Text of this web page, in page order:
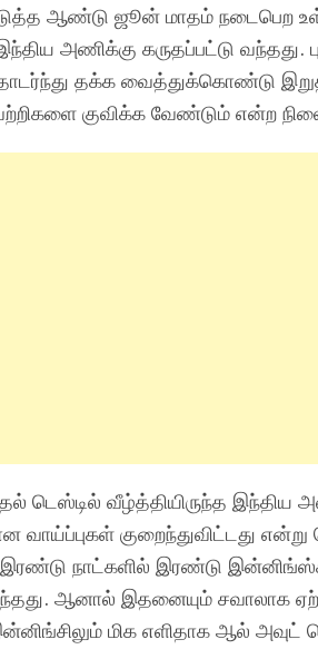
ஆண்டு ஜூன் மாதம் நடைபெற
அணிக்கு கருதப்பட்டு வந்தது.
தக்க வைத்துக்கொண்டு
குவிக்க வேண்டும் என்ற
டெஸ்டில் வீழ்த்தியிருந்த இந்திய
குறைந்துவிட்டது
இரண்டு நாட்களில் இரண்டு
ஆனால் இதனையும் சவாலாக
மிக எளிதாக ஆல் அவுட்